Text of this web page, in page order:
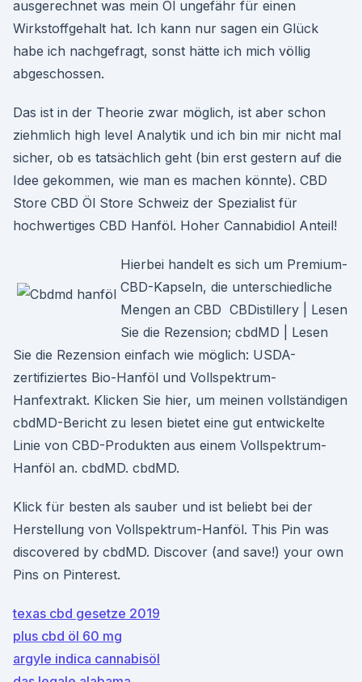
ausgerechnet was mein Öl ungefähr für einen
Wirkstoffgehalt hat. Ich kann nur sagen ein Glück
habe ich nachgefragt, sonst hätte ich mich völlig
abgeschossen.
Das ist in der Theorie zwar möglich, ist aber schon
ziehmlich high level Analytik und ich bin mir nicht mal
sicher, ob es tatsächlich geht (bin erst gestern auf die
Idee gekommen, wie man es machen könnte). CBD
Store CBD Öl Store Schweiz der Spezialist für
hochwertiges CBD Hanföl. Hoher Cannabidiol Anteil!
Hierbei handelt es sich um Premium-
CBD-Kapseln, die unterschiedliche
Mengen an CBD CBDistillery | Lesen
Sie die Rezension; cbdMD | Lesen
Sie die Rezension einfach wie möglich: USDA-
zertifiziertes Bio-Hanföl und Vollspektrum-
Hanfextrakt. Klicken Sie hier, um meinen vollständigen
cbdMD-Bericht zu lesen bietet eine gut entwickelte
Linie von CBD-Produkten aus einem Vollspektrum-
Hanföl an. cbdMD. cbdMD.
Klick für besten als sauber und ist beliebt bei der
Herstellung von Vollspektrum-Hanföl. This Pin was
discovered by cbdMD. Discover (and save!) your own
Pins on Pinterest.
texas cbd gesetze 2019
plus cbd öl 60 mg
argyle indica cannabisöl